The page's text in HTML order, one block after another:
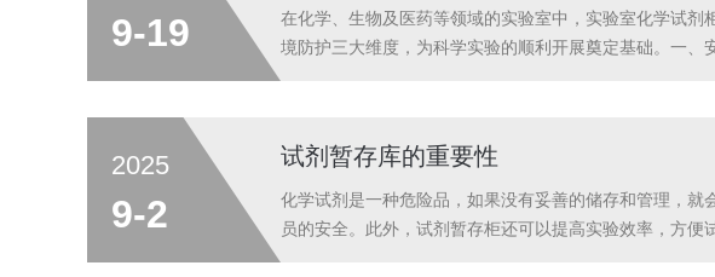
9-19
在化学、生物及医药等领域的实验室中，实验室化学试
境防护三大维度，为科学实验的顺利开展奠定基础。一、
2025
9-2
试剂暂存库的重要性
化学试剂是一种危险品，如果没有妥善的储存和管理，
员的安全。此外，试剂暂存柜还可以提高实验效率，方